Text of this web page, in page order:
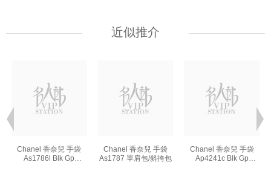
近似推介
Chanel 香奈兒 手袋
As1786l Blk Gp
Chanel 香奈兒 手袋
As1787 單肩包/斜挎包
Chanel 香奈兒 手袋
Ap4241c Blk Gp